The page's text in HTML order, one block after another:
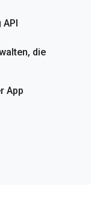
die
App